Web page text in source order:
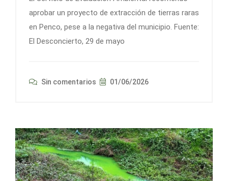
aprobar un proyecto de extracción de tierras raras
en Penco, pese a la negativa del municipio. Fuente:
El Desconcierto, 29 de mayo
Sin comentarios 01/06/2026